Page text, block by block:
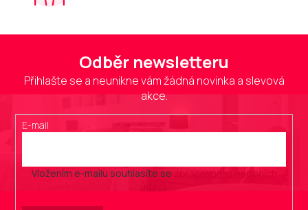
Odběr newsletteru
Přihlašte se a neunikne vám žádná novinka a slevová
akce.
E-mail
Vložením e-mailu souhlasíte se zpracováním osobních
.